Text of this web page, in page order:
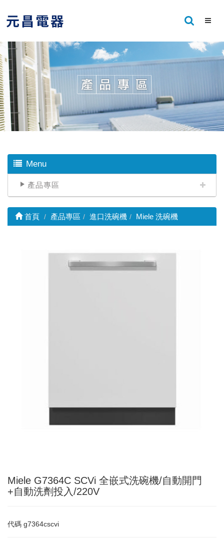
Menu
產品專區
首頁 產品專區 進口洗碗機 Miele 洗碗機
Miele G7364C SCVi 全嵌式洗碗機/自動開門
+自動洗劑投入/220V
代碼 g7364cscvi